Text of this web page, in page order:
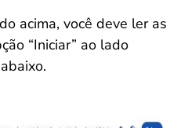
acima, você deve ler as
“Iniciar” ao lado